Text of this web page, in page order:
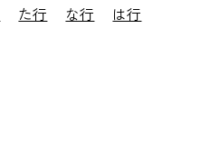
た行 な行
は行